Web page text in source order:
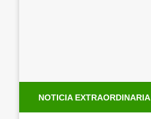
NOTICIA EXTRAORDINARIA